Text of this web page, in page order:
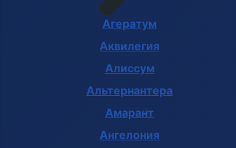
Агератум
Аквилегия
Алиссум
Альтернантера
Амарант
Ангелония